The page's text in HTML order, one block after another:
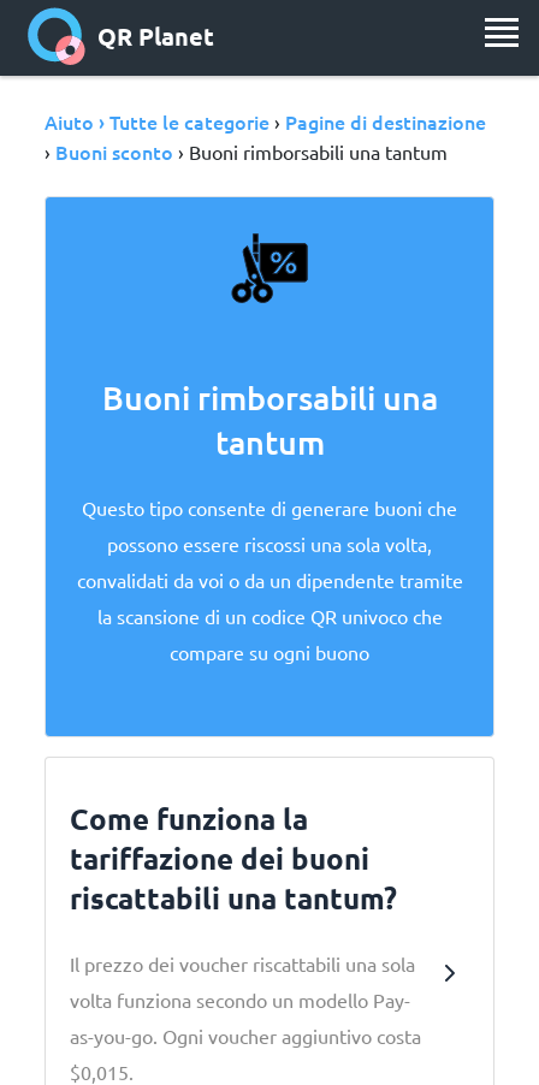
QR Planet
Aiuto › Tutte le categorie › Pagine di destinazione
› Buoni sconto › Buoni rimborsabili una tantum
Buoni rimborsabili una
tantum
Questo tipo consente di generare buoni che
possono essere riscossi una sola volta,
convalidati da voi o da un dipendente tramite
la scansione di un codice QR univoco che
compare su ogni buono
Come funziona la
tariffazione dei buoni
riscattabili una tantum?
Il prezzo dei voucher riscattabili una sola
volta funziona secondo un modello Pay-
as-you-go. Ogni voucher aggiuntivo costa
$0,015.